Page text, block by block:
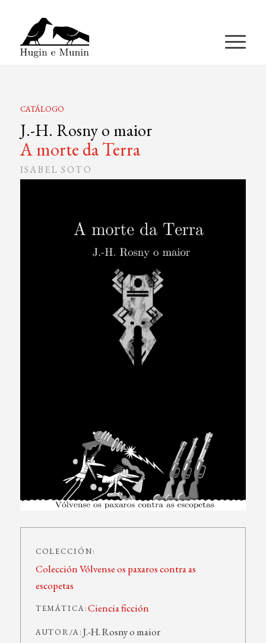
CATÁLOGO
J.-H. Rosny o maior
A morte da Terra
ISABEL SOTO
COLECCIÓN:
Colección Vólvense os paxaros contra as
escopetas
TEMÁTICA:Ciencia ficción
AUTOR/A: J.-H. Rosny o maior